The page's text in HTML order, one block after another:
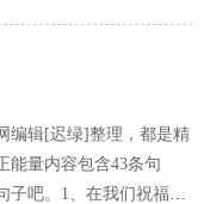
吉祥如意，尽享欢乐，
，万事顺利。2、不论…
编辑[迟绿]整理，都是精
能量内容包含43条句
子吧。1、在我们祝福天